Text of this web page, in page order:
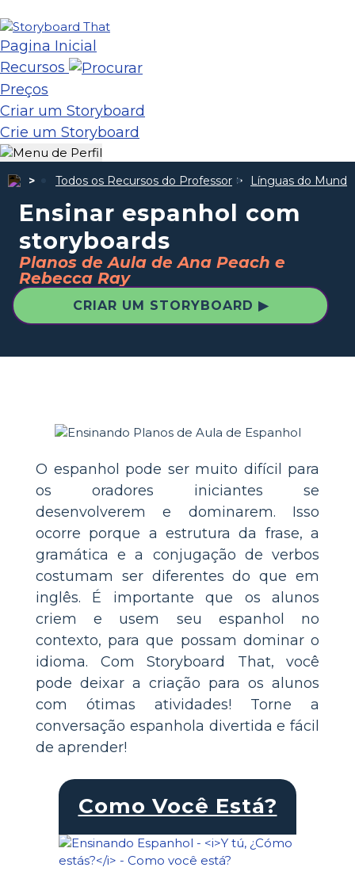
Pagina Inicial
Recursos
Preços
Criar um Storyboard
Crie um Storyboard
Todos os Recursos do Professor Línguas do Mundo
Ensinar espanhol com
storyboards
Planos de Aula de Ana Peach e
Rebecca Ray
CRIAR UM STORYBOARD ▶
O espanhol pode ser muito difícil para
os oradores iniciantes se
desenvolverem e dominarem. Isso
ocorre porque a estrutura da frase, a
gramática e a conjugação de verbos
costumam ser diferentes do que em
inglês. É importante que os alunos
criem e usem seu espanhol no
contexto, para que possam dominar o
idioma. Com Storyboard That, você
pode deixar a criação para os alunos
com ótimas atividades! Torne a
conversação espanhola divertida e fácil
de aprender!
Como Você Está?